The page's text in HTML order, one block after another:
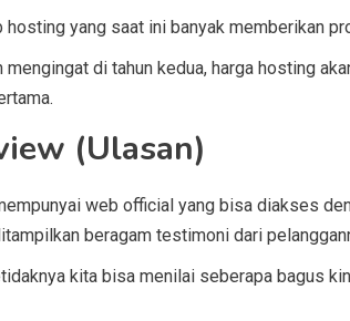
yang saat ini banyak memberikan
mengingat di tahun kedua, harga hosting
(Ulasan)
web official yang bisa diakses
beragam testimoni dari
kita bisa menilai seberapa bagus